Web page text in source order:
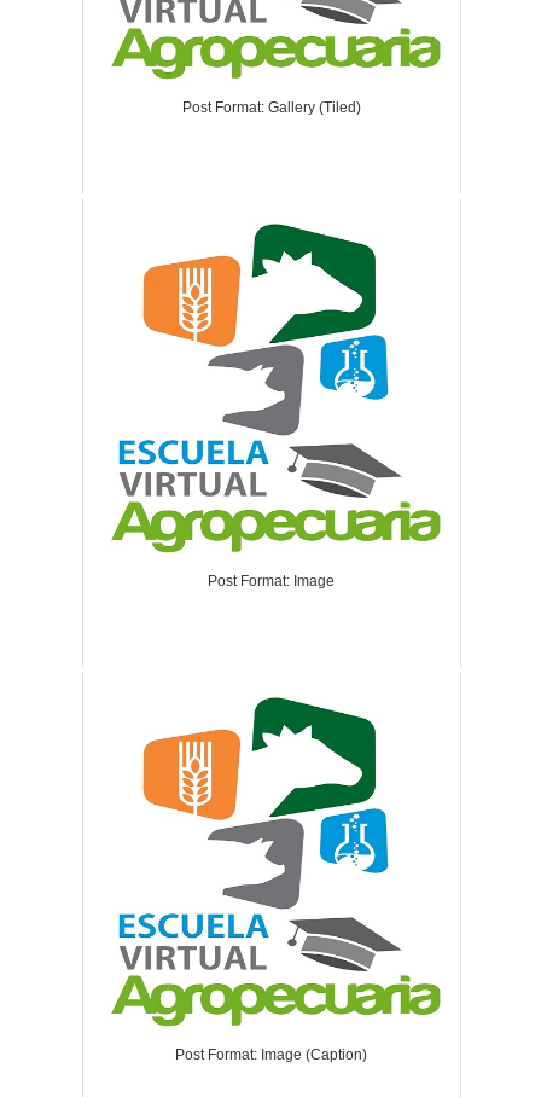
Post Format: Gallery (Tiled)
Post Format: Image
Post Format: Image (Caption)